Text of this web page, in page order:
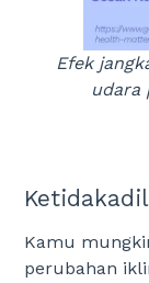
Efek
udara
Kamu
perubahan